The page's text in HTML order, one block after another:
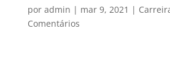
por admin | mar 9, 2021 |
Comentários